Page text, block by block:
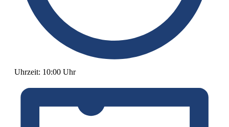
Uhrzeit: 10:00 Uhr